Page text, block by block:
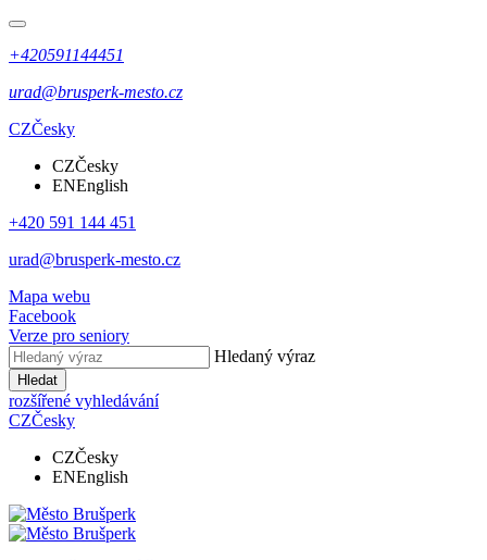
+420591144451
urad@brusperk-mesto.cz
CZČesky
CZČesky
ENEnglish
+420 591 144 451
urad@brusperk-mesto.cz
Mapa webu
Facebook
Verze pro seniory
Hledaný výraz
Hledat
rozšířené vyhledávání
CZČesky
CZČesky
ENEnglish